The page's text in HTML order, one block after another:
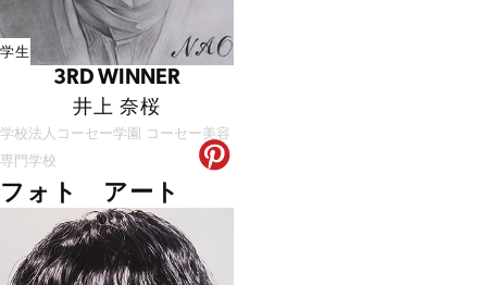
学生
3RD WINNER
井上 奈桜
学校法人コーセー学園 コーセー美容
専門学校
フォト アート